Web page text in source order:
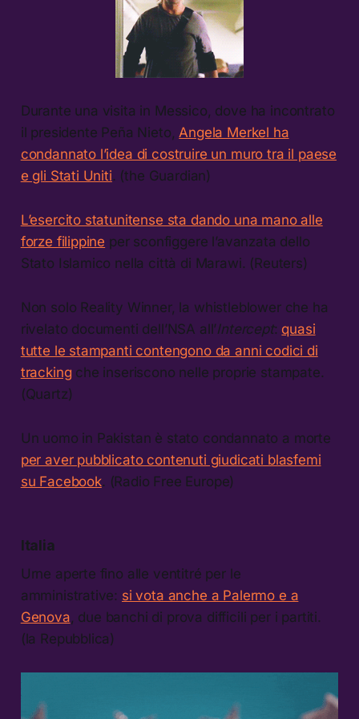
Durante una visita in Messico, dove ha incontrato
il presidente Peña Nieto, Angela Merkel ha
condannato l’idea di costruire un muro tra il paese
e gli Stati Uniti. (the Guardian)
L’esercito statunitense sta dando una mano alle
forze filippine per sconfiggere l’avanzata dello
Stato Islamico nella città di Marawi. (Reuters)
Non solo Reality Winner, la whistleblower che ha
rivelato documenti dell’NSA all’Intercept: quasi
tutte le stampanti contengono da anni codici di
tracking che inseriscono nelle proprie stampate.
(Quartz)
Un uomo in Pakistan è stato condannato a morte
per aver pubblicato contenuti giudicati blasfemi
su Facebook. (Radio Free Europe)
Italia
Urne aperte fino alle ventitré per le
amministrative: si vota anche a Palermo e a
Genova , due banchi di prova difficili per i partiti.
(la Repubblica)